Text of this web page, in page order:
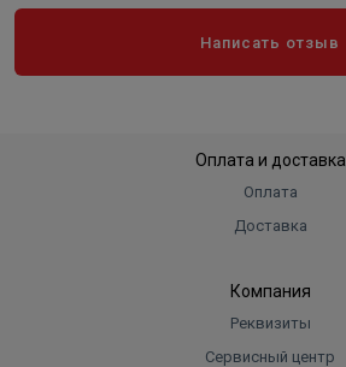
Написать отзыв
Оплата и доставка
Оплата
Доставка
Компания
Реквизиты
Сервисный центр